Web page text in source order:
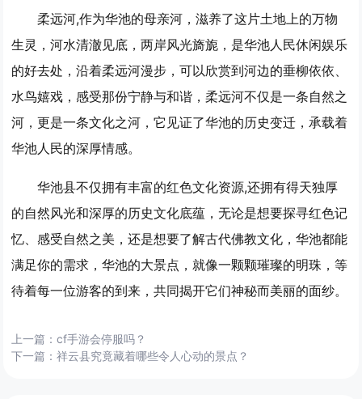
柔远河,作为华池的母亲河，滋养了这片土地上的万物
生灵，河水清澈见底，两岸风光旖旎，是华池人民休闲娱乐
的好去处，沿着柔远河漫步，可以欣赏到河边的垂柳依依、
水鸟嬉戏，感受那份宁静与和谐，柔远河不仅是一条自然之
河，更是一条文化之河，它见证了华池的历史变迁，承载着
华池人民的深厚情感。
华池县不仅拥有丰富的红色文化资源,还拥有得天独厚
的自然风光和深厚的历史文化底蕴，无论是想要探寻红色记
忆、感受自然之美，还是想要了解古代佛教文化，华池都能
满足你的需求，华池的大景点，就像一颗颗璀璨的明珠，等
待着每一位游客的到来，共同揭开它们神秘而美丽的面纱。
上一篇：cf手游会停服吗？
下一篇：祥云县究竟藏着哪些令人心动的景点？